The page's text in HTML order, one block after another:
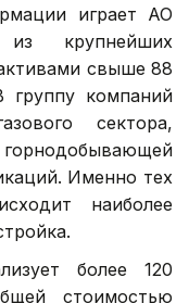
играет АО
крупнейших
свыше 88
компаний
сектора,
Именно тех
наиболее
более 120
стоимостью